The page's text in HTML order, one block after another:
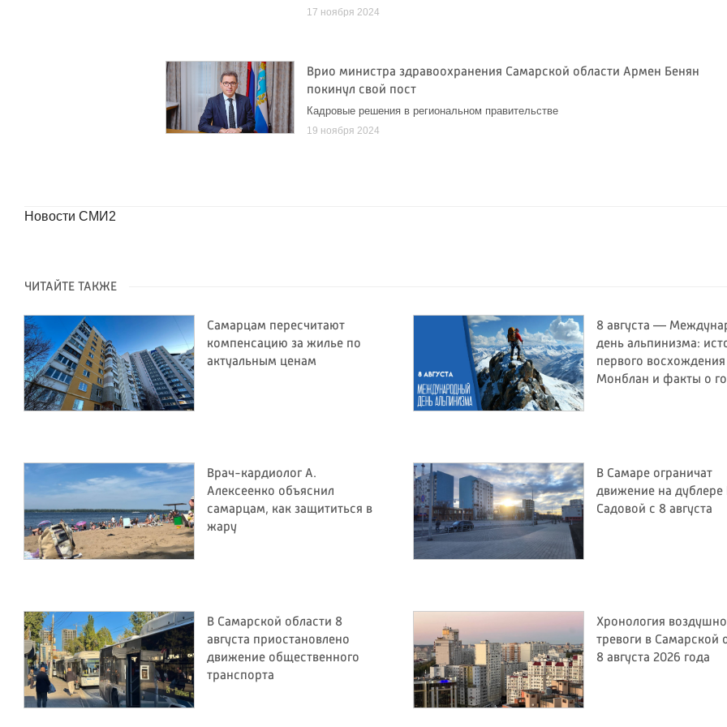
17 ноября 2024
Врио министра здравоохранения Самарской области Армен Бенян
покинул свой пост
Кадровые решения в региональном правительстве
19 ноября 2024
Новости СМИ2
ЧИТАЙТЕ ТАКЖЕ
Самарцам пересчитают
компенсацию за жилье по
актуальным ценам
8 августа —
день альпинизма:
первого восхождения
Монблан и факты о
Врач-кардиолог А.
Алексеенко объяснил
самарцам, как защититься в
жару
В Самаре ограничат
движение на
Садовой с 8 августа
В Самарской области 8
августа приостановлено
движение общественного
транспорта
Хронология
тревоги в Самарской
8 августа 2026 года